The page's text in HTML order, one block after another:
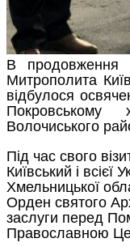
В продовження
Митрополита
відбулося
Волочиського
Під час свого
Київський і всієї
Хмельницької
Орден святого
заслуги перед
Православною